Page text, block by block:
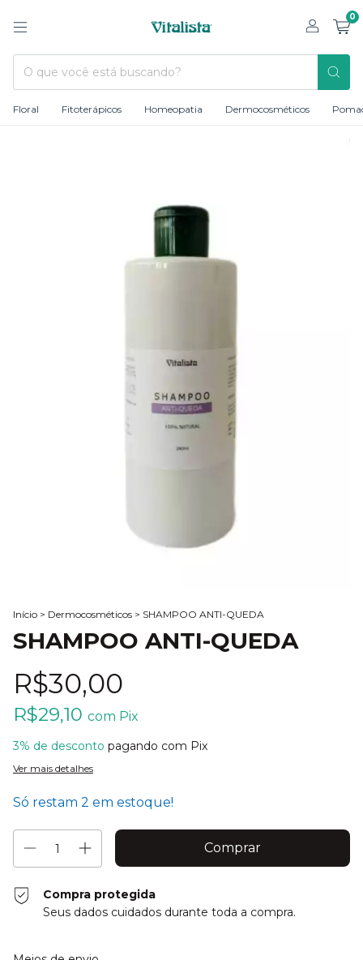
0
Floral Fitoterápicos Homeopatia Dermocosméticos
Início > Dermocosméticos > SHAMPOO ANTI-QUEDA
SHAMPOO ANTI-QUEDA
R$30,00
R$29,10 com Pix
3% de desconto pagando com Pix
Ver mais detalhes
Só restam 2 em estoque!
Compra protegida
Seus dados cuidados durante toda a compra.
Entregas para o CEP: